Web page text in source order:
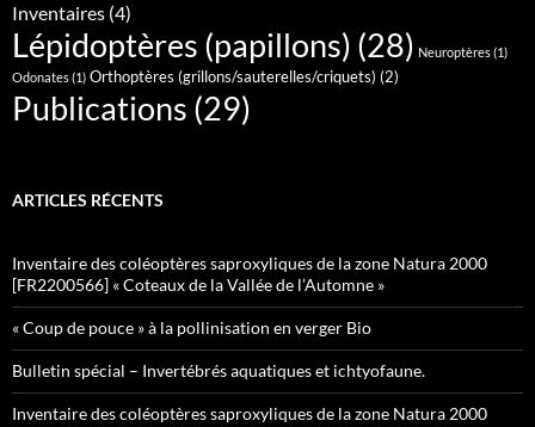
Inventaires (4)
Lépidoptères (papillons) (28) Neuroptères(1)
Odonates(1) Orthoptères (grillons/sauterelles/criquets) (2)
Publications (29)
ARTICLES RÉCENTS
Inventaire des coléoptères saproxyliques de la zone Natura 2000
[FR2200566] « Coteaux de la Vallée de l’Automne »
« Coup de pouce » à la pollinisation en verger Bio
Bulletin spécial – Invertébrés aquatiques et ichtyofaune.
Inventaire des coléoptères saproxyliques de la zone Natura 2000